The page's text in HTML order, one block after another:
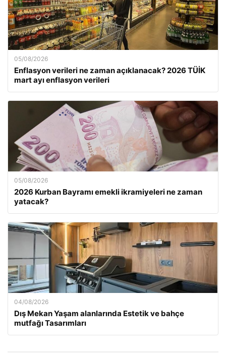
05/08/2026
Enflasyon verileri ne zaman açıklanacak? 2026 TÜİK
mart ayı enflasyon verileri
05/08/2026
2026 Kurban Bayramı emekli ikramiyeleri ne zaman
yatacak?
04/08/2026
Dış Mekan Yaşam alanlarında Estetik ve bahçe
mutfağı Tasarımları